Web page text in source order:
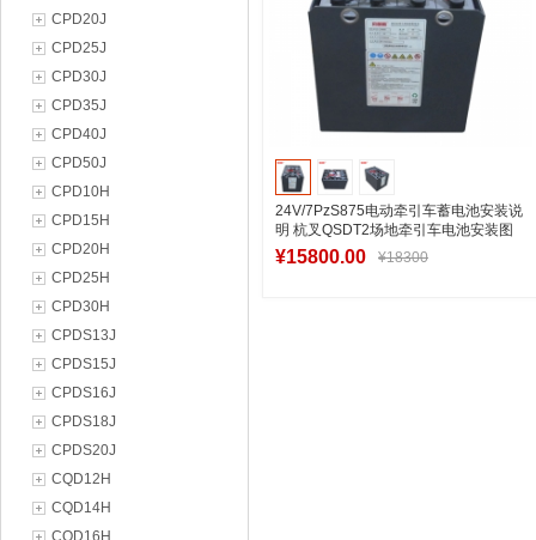
CPD20J
CPD25J
CPD30J
CPD35J
CPD40J
CPD50J
CPD10H
CPD15H
CPD20H
CPD25H
CPD30H
CPDS13J
CPDS15J
CPDS16J
CPDS18J
CPDS20J
CQD12H
CQD14H
CQD16H
24V/7PzS875电动牵引车蓄电池安装说
明 杭叉QSDT2场地牵引车电池安装图
¥15800.00 ¥18300